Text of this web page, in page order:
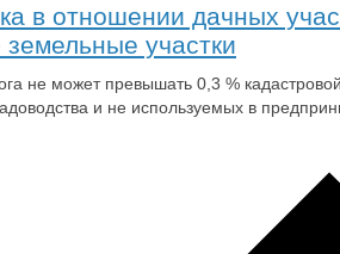
в отношении дачных
участки
не может превышать 0,3 %
и не используемых в